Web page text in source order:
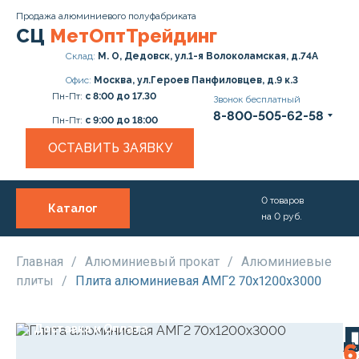
Продажа алюминиевого полуфабриката
СЦ МетОптТрейдинг
Склад: М. О, Дедовск, ул.1-я Волоколамская, д.74А
Офис: Москва, ул.Героев Панфиловцев, д.9 к.3
Пн-Пт: с 8:00 до 17.30
Пн-Пт: с 9:00 до 18:00
Звонок бесплатный
8-800-505-62-58
ОСТАВИТЬ ЗАЯВКУ
Каталог
Прайс
Доставка и Оплата
0 товаров
на 0 руб.
Главная / Алюминиевый прокат / Алюминиевые
плиты
/ Плита алюминиевая АМГ2 70х1200х3000